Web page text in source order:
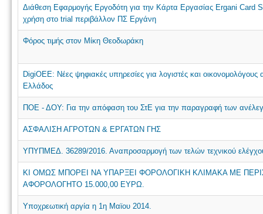
Διάθεση Εφαρμογής Εργοδότη για την Κάρτα Εργασίας Ergani Card
χρήση στο trial περιβάλλον ΠΣ Εργάνη
Φόρος τιμής στον Μίκη Θεοδωράκη
DigiOEE: Νέες ψηφιακές υπηρεσίες για λογιστές και οικονομολόγους
Ελλάδος
ΠΟΕ - ΔΟΥ: Για την απόφαση του ΣτΕ για την παραγραφή των
ΑΣΦΑΛΙΣΗ ΑΓΡΟΤΩΝ & ΕΡΓΑΤΩΝ ΓΗΣ
ΥΠΥΠΜΕΔ. 36289/2016. Αναπροσαρμογή των τελών τεχνικού
ΚΙ ΟΜΩΣ ΜΠΟΡΕΙ ΝΑ ΥΠΑΡΞΕΙ ΦΟΡΟΛΟΓΙΚΗ ΚΛΙΜΑΚΑ ΜΕ
ΑΦΟΡΟΛΟΓΗΤΟ 15.000,00 ΕΥΡΩ.
Υποχρεωτική αργία η 1η Μαϊου 2014.